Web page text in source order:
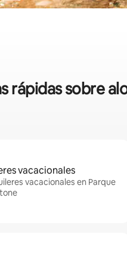
rápidas sobre
vacacionales
vacacionales en Parque